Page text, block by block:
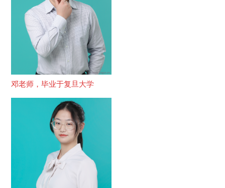
邓老师，毕业于复旦大学